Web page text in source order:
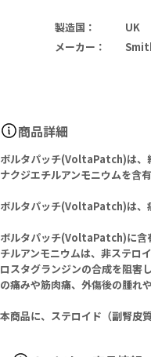
製造国 ：
UK
メーカー ：
商品詳細
ボルタパッチ(VoltaPatch)は、
ナクジエチルアンモニウムを含有
ボルタパッチ(VoltaPatch)は、
ボルタパッチ(VoltaPatch)に含
チルアンモニウムは、非ステロ
ロスタグランジンの合成を阻害
の痛みや筋肉痛、外傷後の腫れ
本商品に、ステロイド（副腎皮